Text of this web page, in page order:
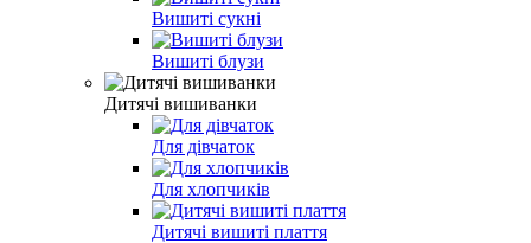
Вишиті сукні
Вишиті блузи
Дитячі вишиванки
Для дівчаток
Для хлопчиків
Дитячі вишиті плаття